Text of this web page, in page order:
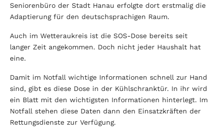
Seniorenbüro der Stadt Hanau erfolgte dort erstmalig die
Adaptierung für den deutschsprachigen Raum.
Auch im Wetteraukreis ist die SOS-Dose bereits seit
langer Zeit angekommen. Doch nicht jeder Haushalt hat
eine.
Damit im Notfall wichtige Informationen schnell zur Hand
sind, gibt es diese Dose in der Kühlschranktür. In ihr wird
ein Blatt mit den wichtigsten Informationen hinterlegt. Im
Notfall stehen diese Daten dann den Einsatzkräften der
Rettungsdienste zur Verfügung.